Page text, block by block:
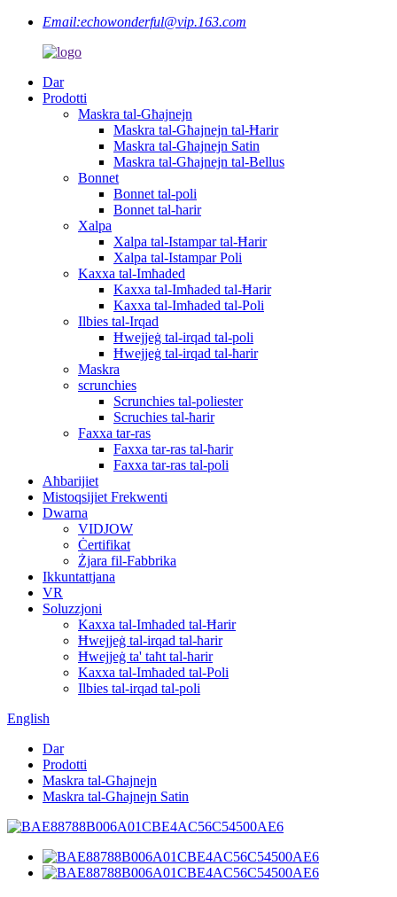
Email:echowonderful@vip.163.com
Dar
Prodotti
Maskra tal-Għajnejn
Maskra tal-Għajnejn tal-Ħarir
Maskra tal-Għajnejn Satin
Maskra tal-Għajnejn tal-Bellus
Bonnet
Bonnet tal-poli
Bonnet tal-ħarir
Xalpa
Xalpa tal-Istampar tal-Ħarir
Xalpa tal-Istampar Poli
Kaxxa tal-Imħaded
Kaxxa tal-Imħaded tal-Ħarir
Kaxxa tal-Imħaded tal-Poli
Ilbies tal-Irqad
Ħwejjeġ tal-irqad tal-poli
Ħwejjeġ tal-irqad tal-ħarir
Maskra
scrunchies
Scrunchies tal-poliester
Scruchies tal-ħarir
Faxxa tar-ras
Faxxa tar-ras tal-ħarir
Faxxa tar-ras tal-poli
Aħbarijiet
Mistoqsijiet Frekwenti
Dwarna
VIDJOW
Ċertifikat
Żjara fil-Fabbrika
Ikkuntattjana
VR
Soluzzjoni
Kaxxa tal-Imħaded tal-Ħarir
Ħwejjeġ tal-irqad tal-ħarir
Ħwejjeġ ta' taħt tal-ħarir
Kaxxa tal-Imħaded tal-Poli
Ilbies tal-irqad tal-poli
English
Dar
Prodotti
Maskra tal-Għajnejn
Maskra tal-Għajnejn Satin